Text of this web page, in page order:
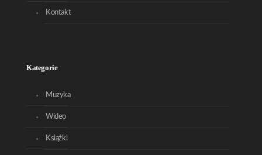
Kontakt
Kategorie
Muzyka
Wideo
Książki